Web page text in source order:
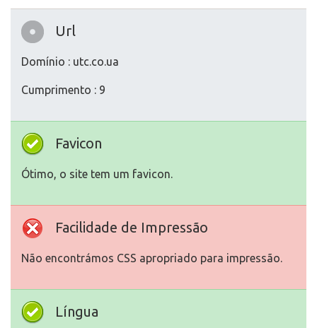
Url
Domínio : utc.co.ua
Cumprimento : 9
Favicon
Ótimo, o site tem um favicon.
Facilidade de Impressão
Não encontrámos CSS apropriado para impressão.
Língua